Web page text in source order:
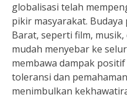
globalisasi telah
pikir masyarakat.
Barat, seperti film,
mudah menyebar ke
membawa dampak
toleransi dan
menimbulkan